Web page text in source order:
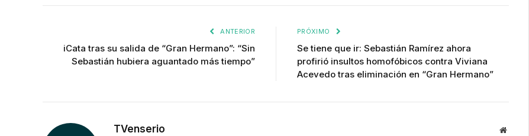
ANTERIOR
iCata tras su salida de “Gran Hermano”: “Sin
Sebastián hubiera aguantado más tiempo”
PRÓXIMO
Se tiene que ir: Sebastián Ramírez ahora
profirió insultos homofóbicos contra Viviana
Acevedo tras eliminación en “Gran Hermano”
TVenserio Website